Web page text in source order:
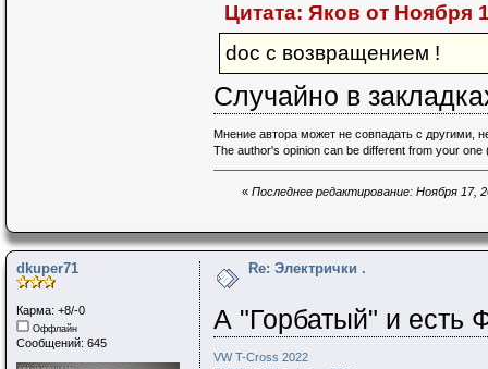
Цитата: Яков от Ноября
doc с возвращением !
Случайно в
Мнение автора может не совпадать с другими,
The author's opinion can be different from your
« Последнее редактирование: Ноября 17,
dkuper71
Карма: +8/-0
Оффлайн
Сообщений: 645
Re: Электрички .
А "Горбатый" и есть
VW T-Cross 2022